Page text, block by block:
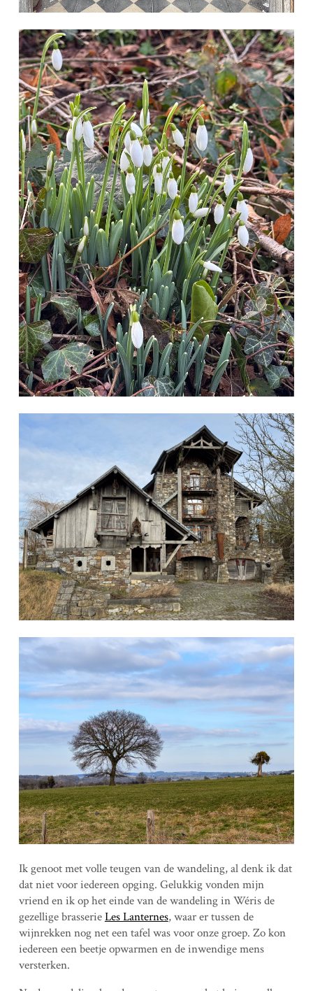
Ik genoot met volle teugen van de wandeling, al denk ik dat
dat niet voor iedereen opging. Gelukkig vonden mijn
vriend en ik op het einde van de wandeling in Wéris de
gezellige brasserieLes Lanternes, waar er tussen de
wijnrekken nog net een tafel was voor onze groep. Zo kon
iedereen een beetje opwarmen en de inwendige mens
versterken.